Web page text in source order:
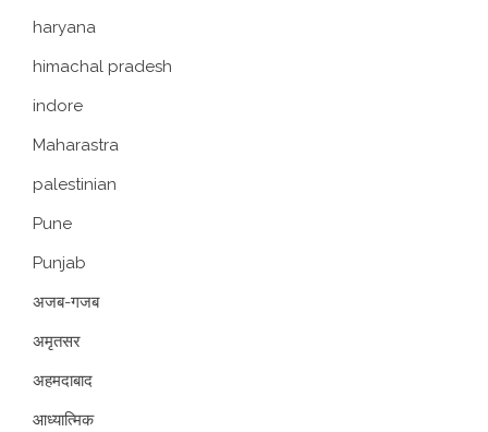
haryana
himachal pradesh
indore
Maharastra
palestinian
Pune
Punjab
अजब-गजब
अमृतसर
अहमदाबाद
आध्यात्मिक